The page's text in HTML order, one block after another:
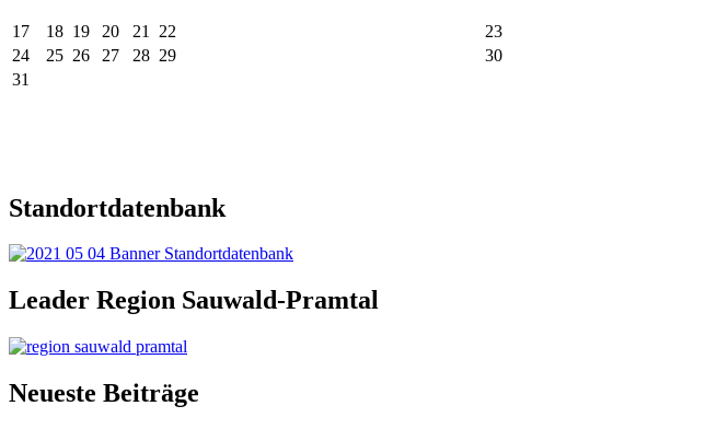
17 18 19 20 21 22
23
24
25 26 27 28 29
30
31
Standortdatenbank
Leader Region Sauwald-Pramtal
Neueste Beiträge